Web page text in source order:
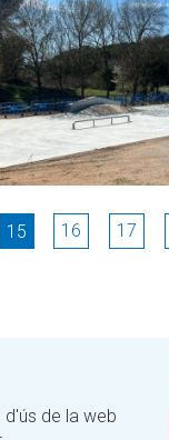
15 16 17
de la web